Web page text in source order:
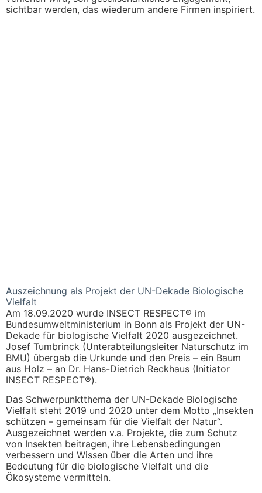
sichtbar werden, das wiederum andere Firmen inspiriert.
Auszeichnung als Projekt der UN-Dekade Biologische
Vielfalt
Am 18.09.2020 wurde INSECT RESPECT® im
Bundesumweltministerium in Bonn als Projekt der UN-
Dekade für biologische Vielfalt 2020 ausgezeichnet.
Josef Tumbrinck (Unterabteilungsleiter Naturschutz im
BMU) übergab die Urkunde und den Preis – ein Baum
aus Holz – an Dr. Hans-Dietrich Reckhaus (Initiator
INSECT RESPECT®).
Das Schwerpunktthema der UN-Dekade Biologische
Vielfalt steht 2019 und 2020 unter dem Motto „Insekten
schützen – gemeinsam für die Vielfalt der Natur“.
Ausgezeichnet werden v.a. Projekte, die zum Schutz
von Insekten beitragen, ihre Lebensbedingungen
verbessern und Wissen über die Arten und ihre
Bedeutung für die biologische Vielfalt und die
Ökosysteme vermitteln.